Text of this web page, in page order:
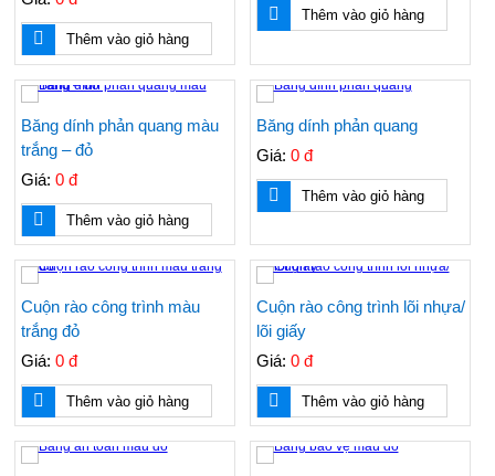
Thêm vào giỏ hàng
Thêm vào giỏ hàng
Băng dính phản quang màu
trắng – đỏ
Giá: 0 đ
Thêm vào giỏ hàng
Băng dính phản quang
Giá: 0 đ
Thêm vào giỏ hàng
Cuộn rào công trình màu
trắng đỏ
Giá: 0 đ
Thêm vào giỏ hàng
Cuộn rào công trình lõi nhựa/
lõi giấy
Giá: 0 đ
Thêm vào giỏ hàng